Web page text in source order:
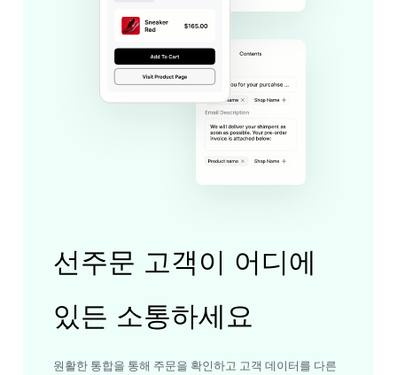
선주문 고객이 어디에
있든 소통하세요
원활한 통합을 통해 주문을 확인하고 고객 데이터를 다른